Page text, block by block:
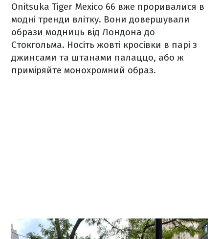
Onitsuka Tiger Mexico 66 вже проривалися в
модні тренди влітку. Вони довершували
образи модниць від Лондона до
Стокгольма. Носіть жовті кросівки в парі з
джинсами та штанами палаццо, або ж
приміряйте монохромний образ.